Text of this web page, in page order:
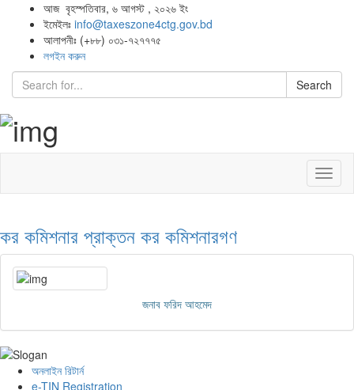
আজ বৃহস্পতিবার, ৬ আগস্ট , ২০২৬ ইং
ইমেইলঃ info@taxeszone4ctg.gov.bd
আলাপনীঃ (+৮৮) ০৩১-৭২৭৭৭৫
লগইন করুন
Search
কর কমিশনার প্রাক্তন কর কমিশনারগণ
জনাব ফরিদ আহমেদ
অনলাইন রিটার্ন
e-TIN Registration